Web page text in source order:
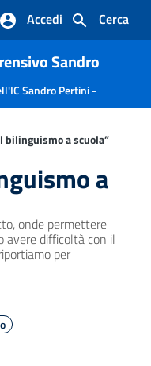
Cerca
Accedi
Sandro
Sandro Pertini -
bilinguismo a scuola”
a
onde permettere
avere difficoltà con il
per